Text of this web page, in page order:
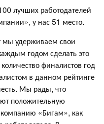
лучших работодателей
у нас 51 место.
мы удерживаем свои
годом сделать это
финалистов год
в данном рейтинге
Мы рады, что
положительную
«Бигам», как